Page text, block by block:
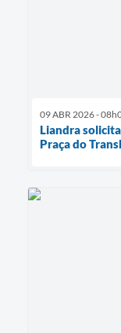
09 ABR 2026 -
Liandra
Praça do